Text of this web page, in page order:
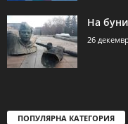
На
26
ПОПУЛЯРНА КАТЕГОРИЯ